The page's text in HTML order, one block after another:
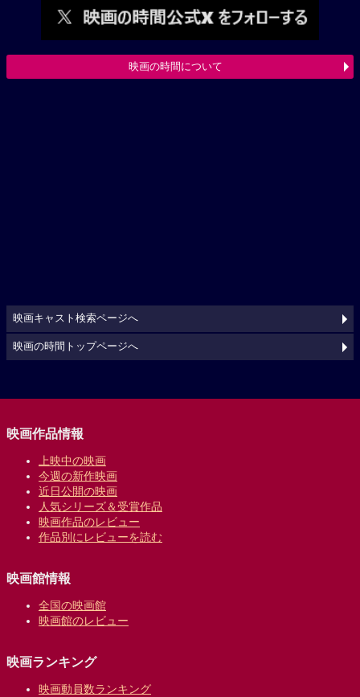
映画の時間について
映画キャスト検索ページへ
映画の時間トップページへ
映画作品情報
上映中の映画
今週の新作映画
近日公開の映画
人気シリーズ＆受賞作品
映画作品のレビュー
作品別にレビューを読む
映画館情報
全国の映画館
映画館のレビュー
映画ランキング
映画動員数ランキング